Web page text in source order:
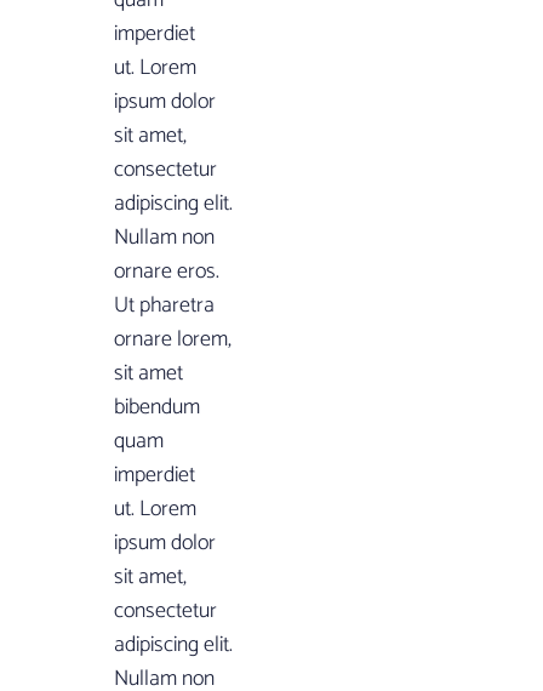
imperdiet
ut. Lorem
ipsum dolor
sit amet,
consectetur
adipiscing elit.
Nullam non
ornare eros.
Ut pharetra
ornare lorem,
sit amet
bibendum
quam
imperdiet
ut. Lorem
ipsum dolor
sit amet,
consectetur
adipiscing elit.
Nullam non